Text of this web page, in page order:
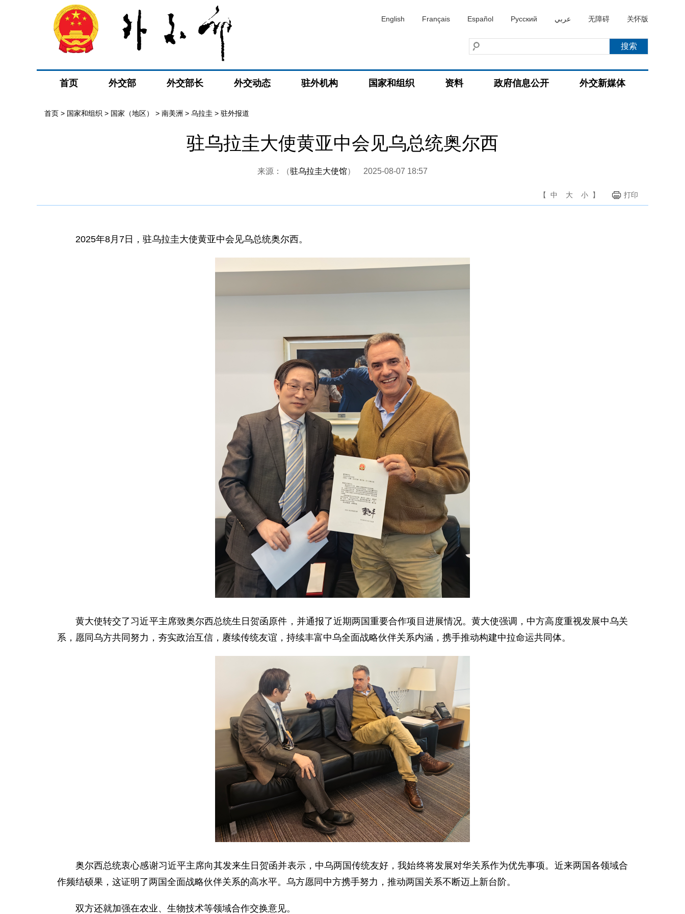
English Français Español Русский عربي 无障碍 关怀版
首页 外交部 外交部长 外交动态 驻外机构 国家和组织 资料 政府信息公开 外交新媒体
首页 > 国家和组织 > 国家（地区） > 南美洲 > 乌拉圭 > 驻外报道
驻乌拉圭大使黄亚中会见乌总统奥尔西
来源：（驻乌拉圭大使馆） 2025-08-07 18:57
【 中 大 小 】 打印
2025年8月7日，驻乌拉圭大使黄亚中会见乌总统奥尔西。
黄大使转交了习近平主席致奥尔西总统生日贺函原件，并通报了近期两国重要合作项目进展情况。黄大使强调，中方高度重视发展中乌关
系，愿同乌方共同努力，夯实政治互信，赓续传统友谊，持续丰富中乌全面战略伙伴关系内涵，携手推动构建中拉命运共同体。
奥尔西总统衷心感谢习近平主席向其发来生日贺函并表示，中乌两国传统友好，我始终将发展对华关系作为优先事项。近来两国各领域合
作频结硕果，这证明了两国全面战略伙伴关系的高水平。乌方愿同中方携手努力，推动两国关系不断迈上新台阶。
双方还就加强在农业、生物技术等领域合作交换意见。